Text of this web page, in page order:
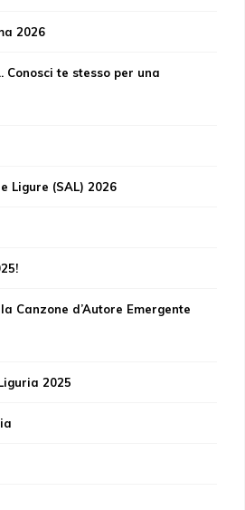
2026
Conosci te stesso per una
Ligure (SAL) 2026
Canzone d’Autore Emergente
2025